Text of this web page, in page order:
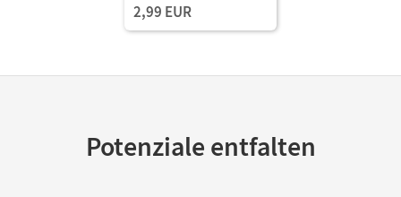
2,99 EUR
Potenziale entfalten